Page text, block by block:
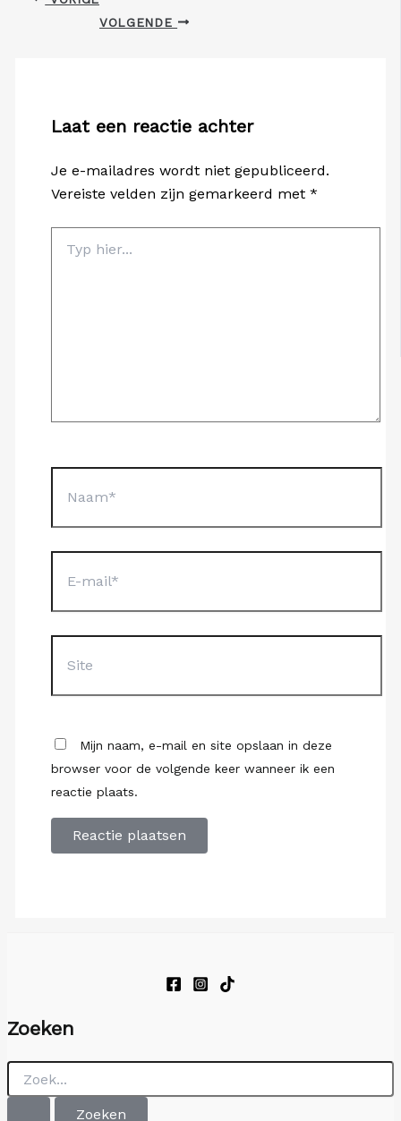
VOLGENDE
Laat een reactie achter
Je e-mailadres wordt niet gepubliceerd.
Vereiste velden zijn gemarkeerd met *
hier...
mail*
Mijn naam, e-mail en site opslaan in deze
browser voor de volgende keer wanneer ik een
reactie plaats.
Zoeken
Zoek
naar: